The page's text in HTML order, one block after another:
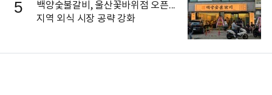
5
백양숯불갈비, 울산꽃바위점 오픈...
지역 외식 시장 공략 강화